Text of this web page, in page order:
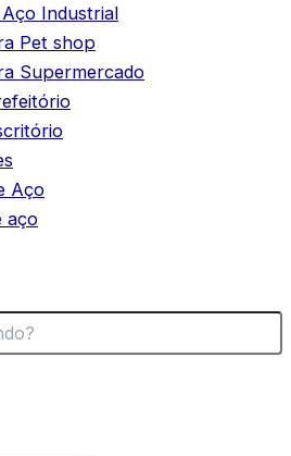
Industrial
Pet shop
Supermercado
Aço
aço